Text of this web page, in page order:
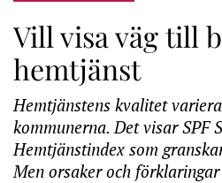
Vill visa väg till
hemtjänst
Hemtjänstens kvalitet
kommunerna. Det visar SPF
Hemtjänstindex som
Men orsaker och